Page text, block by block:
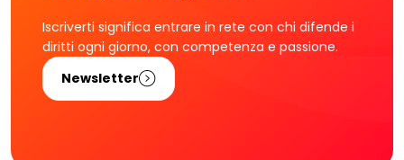
Iscriverti significa entrare in rete con chi difende i
diritti ogni giorno, con competenza e passione.
Newsletter